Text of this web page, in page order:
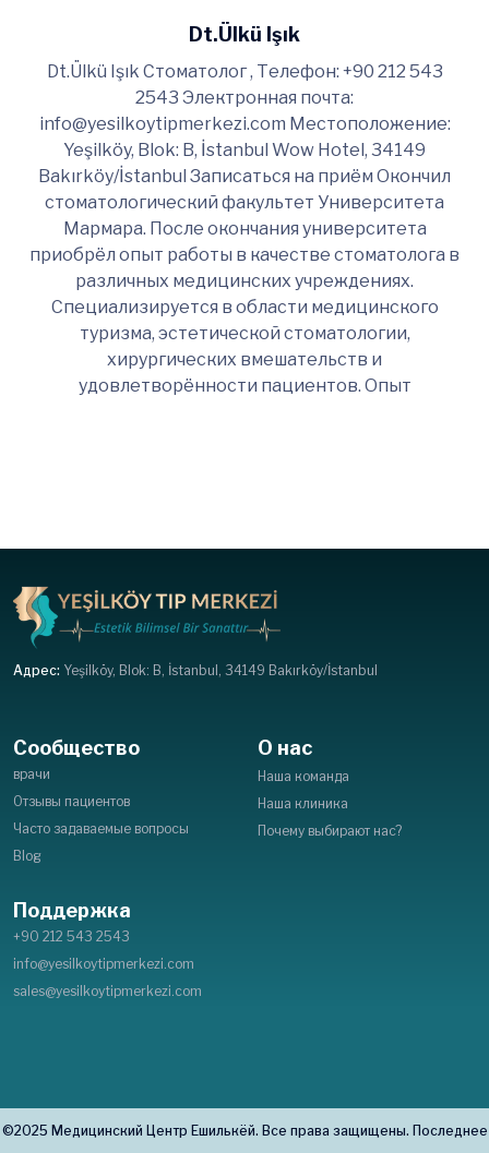
Dt.Ülkü Işık
Dt.Ülkü Işık Стоматолог , Телефон: +90 212 543
2543 Электронная почта:
info@yesilkoytipmerkezi.com Местоположение:
Yeşilköy, Blok: B, İstanbul Wow Hotel, 34149
Bakırköy/İstanbul Записаться на приём Окончил
стоматологический факультет Университета
Мармара. После окончания университета
приобрёл опыт работы в качестве стоматолога в
различных медицинских учреждениях.
Специализируется в области медицинского
туризма, эстетической стоматологии,
хирургических вмешательств и
удовлетворённости пациентов. Опыт
Адрес: Yeşilköy, Blok: B, İstanbul, 34149 Bakırköy/İstanbul
Сообщество
врачи
Отзывы пациентов
Часто задаваемые вопросы
Blog
О нас
Наша команда
Наша клиника
Почему выбирают нас?
Поддержка
+90 212 543 2543
info@yesilkoytipmerkezi.com
sales@yesilkoytipmerkezi.com
©2025 Медицинский Центр Ешилькёй. Все права защищены. Последнее